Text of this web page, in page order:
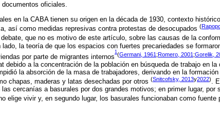
documentos oficiales.
en la CABA tienen su origen en la década de 1930, contexto
así como medidas represivas contra protestas de desocupados (
que no es motivo de este artículo, sobre las causas de la
la teoría de que los espacios con fuertes precariedades se
por parte de migrantes internos
1(Germani, 1961 ;Romero, 2001 ;Gorelik,
debido a la concentración de la población en búsqueda de trabajo en
la absorción de la masa de trabajadores, derivando en la
chapas, maderas y latas desechadas por otros (Snitcofsky, 2013y2022).
cercanías a basurales por dos grandes motivos; en primer lugar, por
elige vivir y, en segundo lugar, los basurales funcionaban como